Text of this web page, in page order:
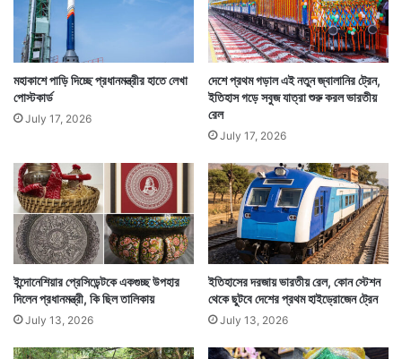
মহাকাশে পাড়ি দিচ্ছে প্রধানমন্ত্রীর হাতে লেখা
পোস্টকার্ড
July 17, 2026
দেশে প্রথম গড়াল এই নতুন জ্বালানির ট্রেন,
ইতিহাস গড়ে সবুজ যাত্রা শুরু করল ভারতীয়
রেল
July 17, 2026
ইন্দোনেশিয়ার প্রেসিডেন্টকে একগুচ্ছ উপহার
দিলেন প্রধানমন্ত্রী, কি ছিল তালিকায়
July 13, 2026
ইতিহাসের দরজায় ভারতীয় রেল, কোন স্টেশন
থেকে ছুটবে দেশের প্রথম হাইড্রোজেন ট্রেন
July 13, 2026